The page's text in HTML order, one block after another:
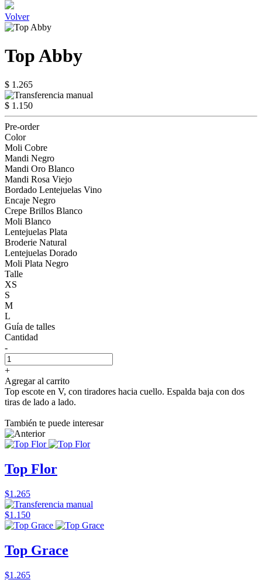
Volver
Top Abby
$ 1.265
$ 1.150
Pre-order
Color
Moli Cobre
Mandi Negro
Mandi Oro Blanco
Mandi Rosa Viejo
Bordado Lentejuelas Vino
Encaje Negro
Crepe Brillos Blanco
Moli Blanco
Lentejuelas Plata
Broderie Natural
Lentejuelas Dorado
Moli Plata Negro
Talle
XS
S
M
L
Guía de talles
Cantidad
-
+
Agregar al carrito
Top escote en V, con tiradores hacia cuello. Espalda baja con dos
tiras de lado a lado.
También te puede interesar
Top Flor
$1.265
$1.150
Top Grace
$1.265